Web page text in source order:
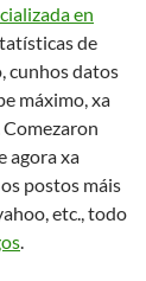
en
de
cunhos datos
máximo, xa
Comezaron
agora xa
postos máis
etc., todo
.